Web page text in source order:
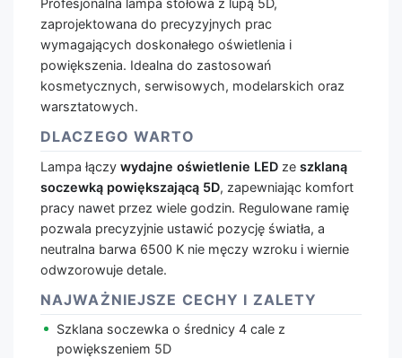
Profesjonalna lampa stołowa z lupą 5D,
zaprojektowana do precyzyjnych prac
wymagających doskonałego oświetlenia i
powiększenia. Idealna do zastosowań
kosmetycznych, serwisowych, modelarskich oraz
warsztatowych.
DLACZEGO WARTO
Lampa łączy wydajne oświetlenie LED ze szklaną
soczewką powiększającą 5D, zapewniając komfort
pracy nawet przez wiele godzin. Regulowane ramię
pozwala precyzyjnie ustawić pozycję światła, a
neutralna barwa 6500 K nie męczy wzroku i wiernie
odwzorowuje detale.
NAJWAŻNIEJSZE CECHY I ZALETY
Szklana soczewka o średnicy 4 cale z
powiększeniem 5D